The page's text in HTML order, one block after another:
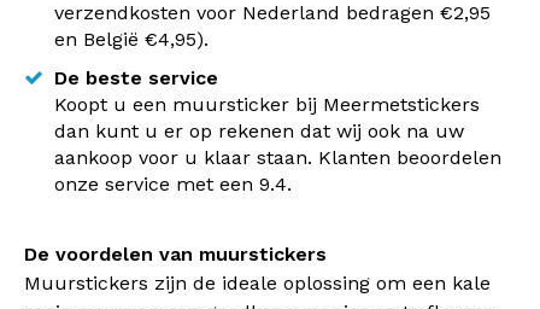
verzendkosten voor Nederland bedragen €2,95
en België €4,95).
De beste service
Koopt u een muursticker bij Meermetstickers
dan kunt u er op rekenen dat wij ook na uw
aankoop voor u klaar staan. Klanten beoordelen
onze service met een 9.4.
De voordelen van muurstickers
Muurstickers zijn de ideale oplossing om een kale